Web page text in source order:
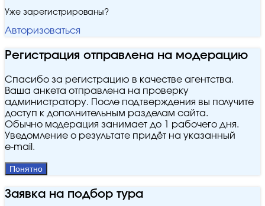
Уже зарегистрированы?
Авторизоваться
Регистрация отправлена на модерацию
Спасибо за регистрацию в качестве агентства.
Ваша анкета отправлена на проверку
администратору. После подтверждения вы получите
доступ к дополнительным разделам сайта.
Обычно модерация занимает до 1 рабочего дня.
Уведомление о результате придёт на указанный
e‑mail.
Понятно
Заявка на подбор тура